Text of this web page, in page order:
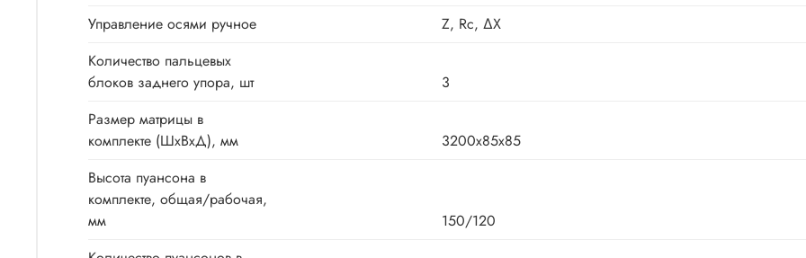
Управление осями ручное
Z, Rc, ΔХ
Количество пальцевых
блоков заднего упора, шт
3
Размер матрицы в
комплекте (ШхВхД), мм
3200х85х85
Высота пуансона в
комплекте, общая/рабочая,
мм
150/120